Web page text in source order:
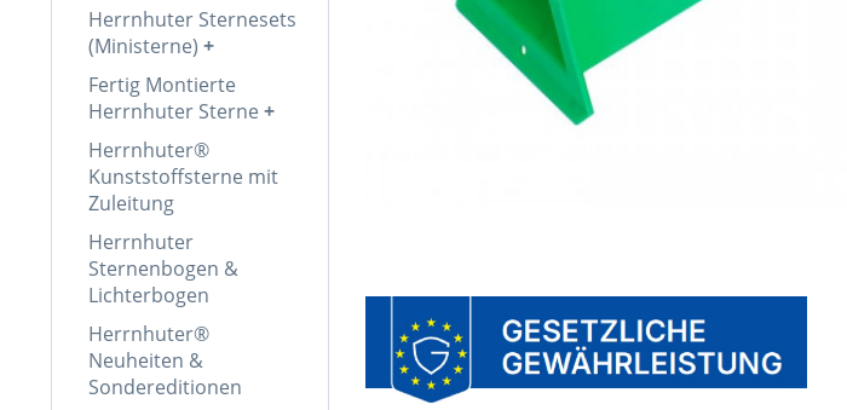
Herrnhuter Sternesets
(Ministerne)
Fertig Montierte
Herrnhuter Sterne
Herrnhuter®
Kunststoffsterne mit
Zuleitung
Herrnhuter
Sternenbogen &
Lichterbogen
Herrnhuter®
Neuheiten &
Sondereditionen